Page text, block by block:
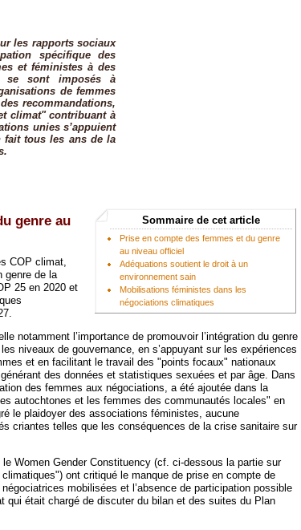
les rapports sociaux
spécifique des
et féministes à des
se sont imposés à
de femmes
recommandations,
climat" contribuant à
unies s’appuient
fait tous les ans de la
Sommaire de cet article
Prise en compte des femmes et du genre
au niveau officiel
Adéquations soutient le droit à un
environnement sain
Mobilisations féministes dans les
négociations climatiques
genre au
COP climat,
genre de la
25 en 2020 et
notamment l’importance de promouvoir l’intégration du genre
niveaux de gouvernance, en s’appuyant sur les expériences
et en facilitant le travail des "points focaux" nationaux
des données et statistiques sexuées et par âge. Dans
des femmes aux négociations, a été ajoutée dans la
autochtones et les femmes des communautés locales" en
le plaidoyer des associations féministes, aucune
criantes telles que les conséquences de la crise sanitaire sur
Women Gender Constituency (cf. ci-dessous la partie sur
ont critiqué le manque de prise en compte de
mobilisées et l’absence de participation possible
qui était chargé de discuter du bilan et des suites du Plan